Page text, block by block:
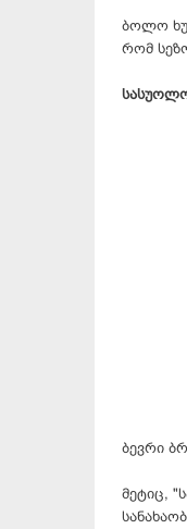
ბოლო
რომ
ბევრი
მეტიც, "